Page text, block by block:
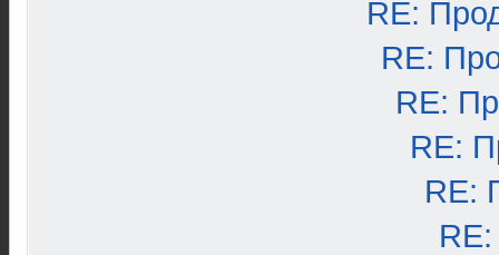
RE:
RE:
RE:
RE:
RE: